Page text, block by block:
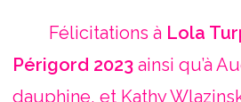
Félicitations à Lola
Périgord 2023 ainsi qu’à
dauphine, et Kathy